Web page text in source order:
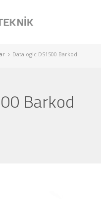
Datalogic DS1500 Barkod
Barkod